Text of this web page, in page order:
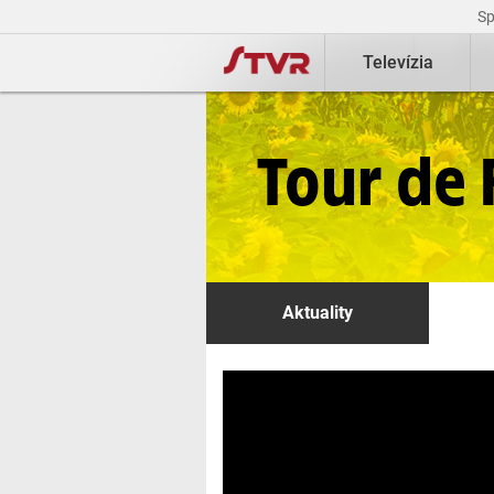
Televízia
Tour de
Aktuality